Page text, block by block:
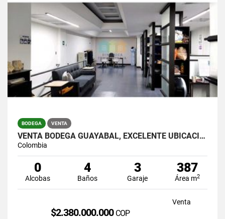
BODEGA VENTA
VENTA BODEGA GUAYABAL, EXCELENTE UBICACION EN MALL INDUSTRIAL
Colombia
0
Alcobas
4
Baños
3
Garaje
387
Área m2
Venta
$2.380.000.000 COP